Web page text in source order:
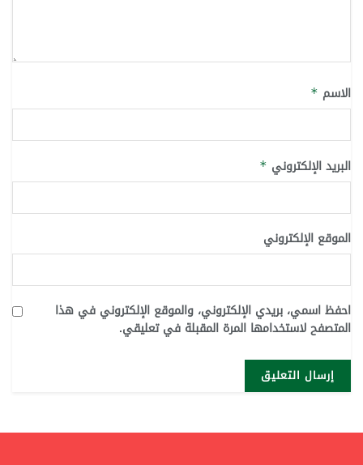
الاسم *
البريد الإلكتروني *
الموقع الإلكتروني
احفظ اسمي، بريدي الإلكتروني، والموقع الإلكتروني في هذا
المتصفح لاستخدامها المرة المقبلة في تعليقي.